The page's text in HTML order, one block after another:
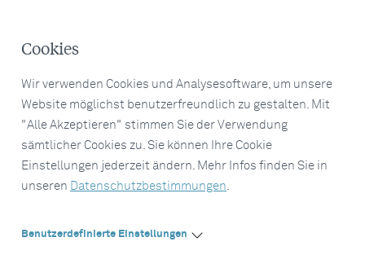
Cookies
Wir verwenden Cookies und Analysesoftware, um unsere
Website möglichst benutzerfreundlich zu gestalten. Mit
"Alle Akzeptieren" stimmen Sie der Verwendung
sämtlicher Cookies zu. Sie können Ihre Cookie
Einstellungen jederzeit ändern. Mehr Infos finden Sie in
unseren Datenschutzbestimmungen.
Benutzerdefinierte Einstellungen